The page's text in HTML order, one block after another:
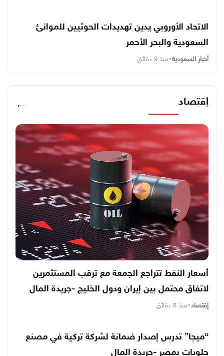
الاتحاد الأوروبي يدين تهديدات الحوثيين للموانئ
السعودية والبحر الأحمر
أخبار السعودية•منذ 9 دقائق
إقتصاد ←
أسعار النفط تتراجع الجمعة مع ترقب المستثمرين
لاتفاق محتمل بين إيران ودول الخليج -جريدة المال
إقتصاد•منذ 8 دقائق
“ميجا” تدرس إصدار ضمانة لشركة تركية في مصنع
حلويات بمصر -جريدة المال